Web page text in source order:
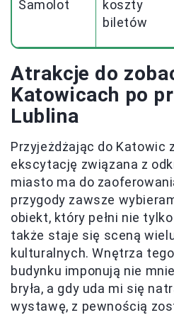
Samolot
koszty
biletów
Atrakcje do
Katowicach po
Lublina
Przyjeżdżając do Katowic
ekscytację związana z
miasto ma do
przygody zawsze
obiekt, który pełni nie
także staje się sceną
kulturalnych. Wnętrza
budynku imponują nie
bryła, a gdy uda mi się
wystawę, z pewnością